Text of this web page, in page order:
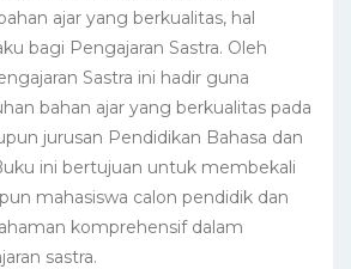
ajar yang berkualitas, hal
bagi Pengajaran Sastra. Oleh
Sastra ini hadir guna
bahan ajar yang berkualitas pada
jurusan Pendidikan Bahasa dan
ini bertujuan untuk membekali
mahasiswa calon pendidik dan
komprehensif dalam
sastra.